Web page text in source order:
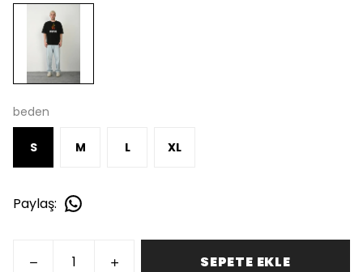
beden
S M L XL
Paylaş:
SEPETE EKLE